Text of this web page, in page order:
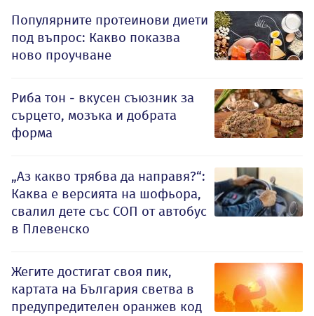
Популярните протеинови диети
под въпрос: Какво показва
ново проучване
Риба тон - вкусен съюзник за
сърцето, мозъка и добрата
форма
„Аз какво трябва да направя?“:
Каква е версията на шофьора,
свалил дете със СОП от автобус
в Плевенско
Жегите достигат своя пик,
картата на България светва в
предупредителен оранжев код